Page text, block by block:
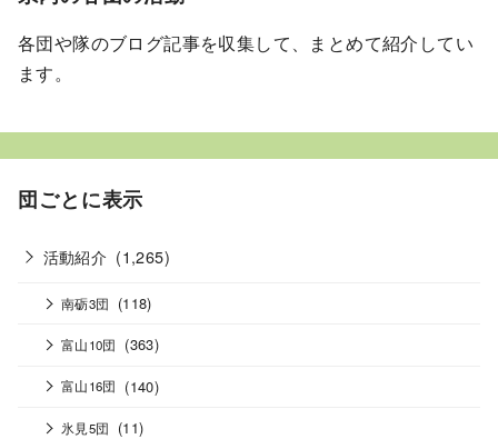
各団や隊のブログ記事を収集して、まとめて紹介してい
ます。
団ごとに表示
活動紹介 (1,265)
南砺3団 (118)
富山10団 (363)
富山16団 (140)
氷見5団 (11)